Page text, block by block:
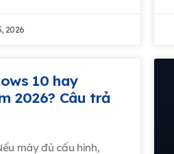
2026
10 hay
2026? Câu trả
máy đủ cấu hình,